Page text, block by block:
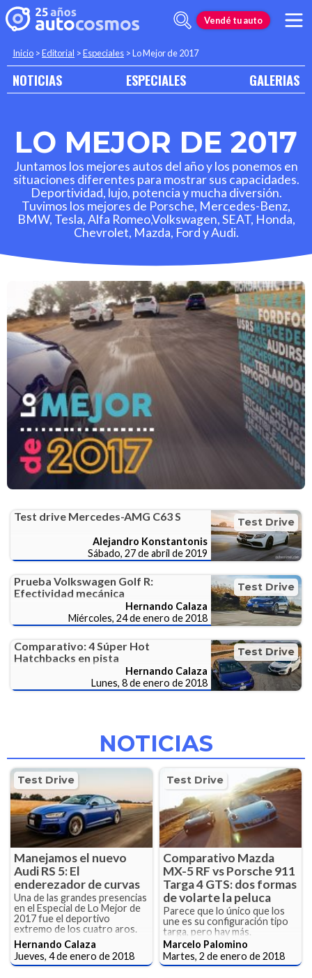
Vendé tu auto
Inicio >Editorial >Especiales >Lo Mejor de 2017
NOTICIAS ESPECIALES GALERIAS
LO MEJOR DE 2017
Juntamos los mejores autos del año y los ponemos en
situaciones diferentes para mostrar sus capacidades.
Deportividad, lujo, potencia y mucha diversión.
Tuvimos los mejores de Porsche, Mercedes-Benz,
BMW, Tesla, Alfa Romeo,Volkswagen, SEAT, Honda,
Chevrolet, Mazda, Ford y Audi.
Test Drive
Test drive Mercedes-AMG C63 S
Alejandro Konstantonis
Sábado, 27 de abril de 2019
Test Drive
Prueba Volkswagen Golf R:
Efectividad mecánica
Hernando Calaza
Miércoles, 24 de enero de 2018
Test Drive
Comparativo: 4 Súper Hot
Hatchbacks en pista
Hernando Calaza
Lunes, 8 de enero de 2018
NOTICIAS
Test Drive
Manejamos el nuevo
Audi RS 5: El
enderezador de curvas
Una de las grandes presencias
en el Especial de Lo Mejor de
2017 fue el deportivo
extremo de los cuatro aros.
Hernando Calaza
Jueves, 4 de enero de 2018
Test Drive
Comparativo Mazda
MX-5 RF vs Porsche 911
Targa 4 GTS: dos formas
de volarte la peluca
Parece que lo único que los
une es su configuración tipo
targa, pero hay más.
Marcelo Palomino
Martes, 2 de enero de 2018